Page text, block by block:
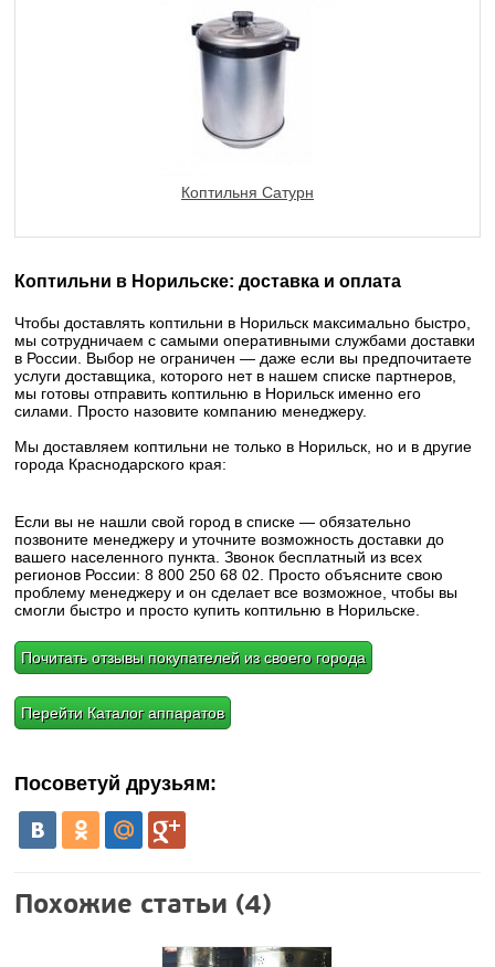
Коптильня Сатурн
Коптильни в Норильске: доставка и оплата
Чтобы доставлять коптильни в Норильск максимально быстро,
мы сотрудничаем с самыми оперативными службами доставки
в России. Выбор не ограничен — даже если вы предпочитаете
услуги доставщика, которого нет в нашем списке партнеров,
мы готовы отправить коптильню в Норильск именно его
силами. Просто назовите компанию менеджеру.
Мы доставляем коптильни не только в Норильск, но и в другие
города Краснодарского края:
Если вы не нашли свой город в списке — обязательно
позвоните менеджеру и уточните возможность доставки до
вашего населенного пункта. Звонок бесплатный из всех
регионов России: 8 800 250 68 02. Просто объясните свою
проблему менеджеру и он сделает все возможное, чтобы вы
смогли быстро и просто купить коптильню в Норильске.
Почитать отзывы покупателей из своего города
Перейти Каталог аппаратов
Посоветуй друзьям:
Похожие статьи (4)